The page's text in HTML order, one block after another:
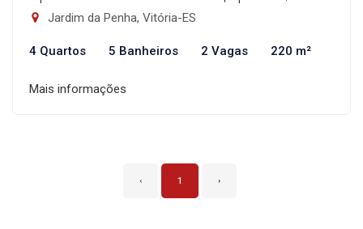
Jardim da Penha, Vitória-ES
4 Quartos 5 Banheiros 2 Vagas 220 m²
Mais informações
‹ 1 ›